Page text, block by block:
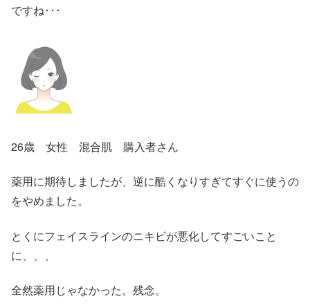
ですね･･･
26歳 女性 混合肌 購入者さん
薬用に期待しましたが、逆に酷くなりすぎてすぐに使うの
をやめました。
とくにフェイスラインのニキビが悪化してすごいこと
に、、、
全然薬用じゃなかった。残念。